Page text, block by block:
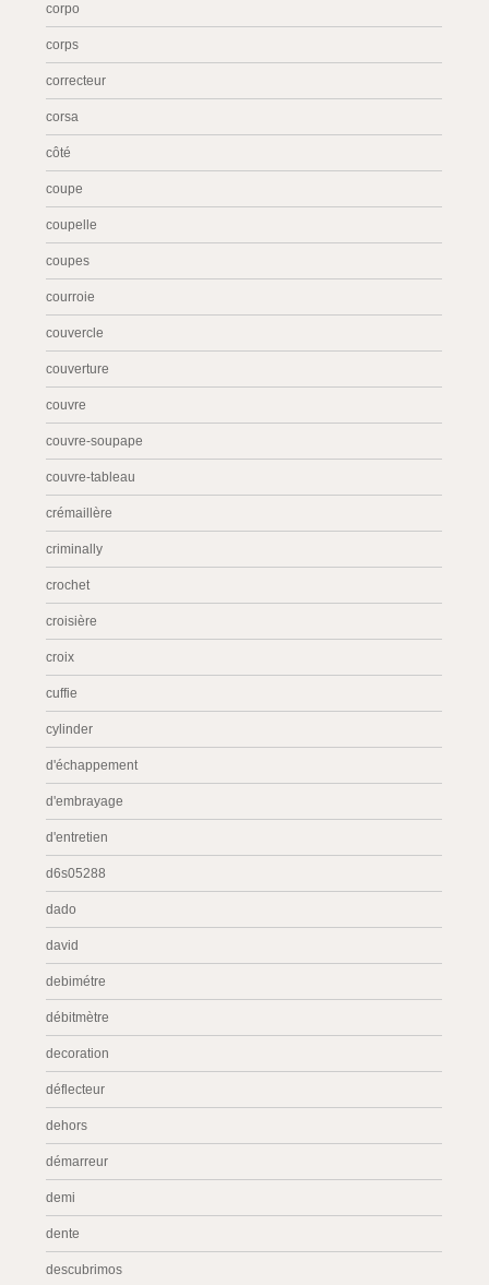
corpo
corps
correcteur
corsa
côté
coupe
coupelle
coupes
courroie
couvercle
couverture
couvre
couvre-soupape
couvre-tableau
crémaillère
criminally
crochet
croisière
croix
cuffie
cylinder
d'échappement
d'embrayage
d'entretien
d6s05288
dado
david
debimétre
débitmètre
decoration
déflecteur
dehors
démarreur
demi
dente
descubrimos